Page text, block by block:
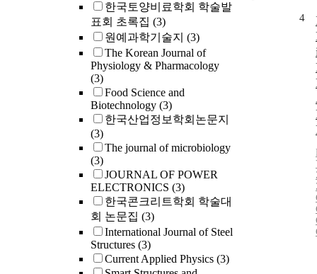
한국토양비료학회 학술발
표회 초록집 (3)
원예과학기술지 (3)
The Korean Journal of
Physiology & Pharmacology
(3)
Food Science and
Biotechnology (3)
한국산업정보학회논문지
(3)
The journal of microbiology
(3)
JOURNAL OF POWER
ELECTRONICS (3)
한국콘크리트학회 학술대
회 논문집 (3)
International Journal of Steel
Structures (3)
Current Applied Physics (3)
4